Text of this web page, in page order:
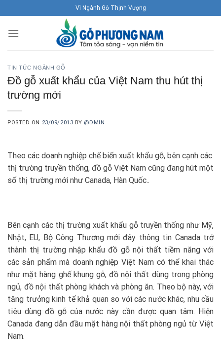
to
content
Vì Ngành Gỗ Thịnh Vượng
TIN TỨC NGÀNH GỖ
Đồ gỗ xuất khẩu của Việt Nam thu hút thị
trường mới
POSTED ON 23/09/2013 BY @DMIN
Theo các doanh nghiệp chế biến xuất khẩu gỗ, bên cạnh các
thị trường truyền thống, đồ gỗ Việt Nam cũng đang hút một
số thị trường mới như Canada, Hàn Quốc..
Bên cạnh các thị trường xuất khẩu gỗ truyền thống như Mỹ,
Nhật, EU, Bộ Công Thương mới đây thông tin Canada trở
thành thị trường nhập khẩu đồ gỗ nội thất tiềm năng với
các sản phẩm mà doanh nghiệp Việt Nam có thể khai thác
như mặt hàng ghế khung gỗ, đồ nội thất dùng trong phòng
ngủ, đồ nội thất phòng khách và phòng ăn. Theo bộ này, với
tăng trưởng kinh tế khả quan so với các nước khác, nhu cầu
tiêu dùng đồ gỗ của nước này cần được quan tâm. Hiện
Canada đang dẫn đầu mặt hàng nội thất phòng ngủ từ Việt
Nam.